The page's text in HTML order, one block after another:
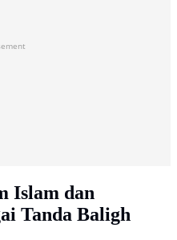
Islam dan
Tanda Baligh